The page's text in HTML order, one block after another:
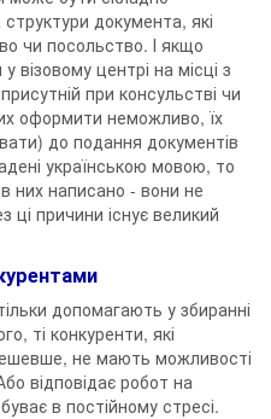
документа, які
чи посольство. І якщо
центрі на місці з
при консульстві чи
оформити неможливо, їх
до подання документів
українською мовою, то
них написано - вони не
ці причини існує великий
допомагають у збиранні
ті конкуренти, які
не мають можливості
відповідає робот на
в постійному стресі.